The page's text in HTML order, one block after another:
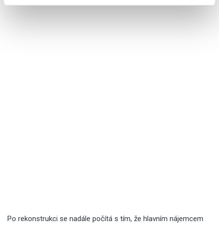
sociálních médií a analýze naší návštěvnosti využíváme
Po rekonstrukci se nadále počítá s tím, že hlavním nájemcem